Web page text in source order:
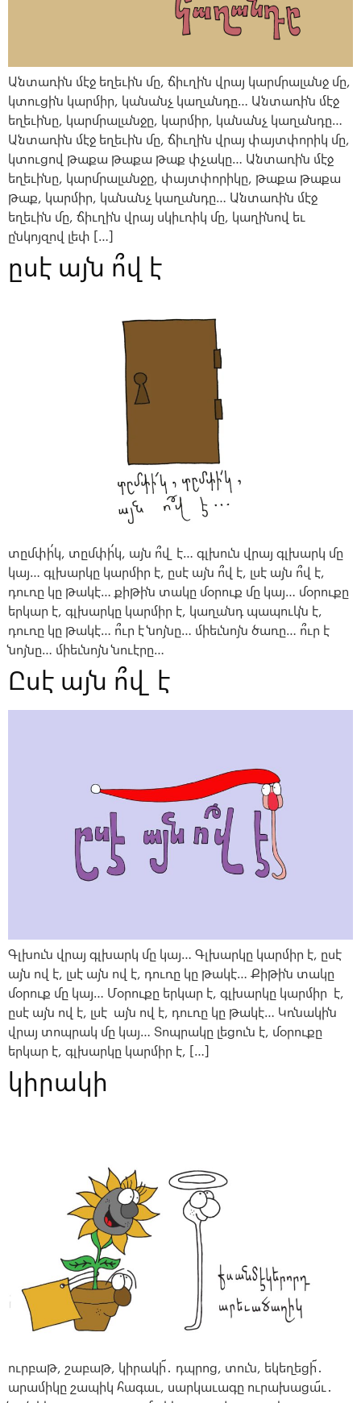
Անտառին մէջ եղեւին մը, ճիւղին վրայ կարմրալանջ մը,
կտուցին կարմիր, կանանչ կաղանդը… Անտառին մէջ
եղեւինը, կարմրալանջը, կարմիր, կանանչ կաղանդը…
Անտառին մէջ եղեւին մը, ճիւղին վրայ փայտփորիկ մը,
կտուցով թաքա թաքա թաք փչակը… Անտառին մէջ
եղեւինը, կարմրալանջը, փայտփորիկը, թաքա թաքա
թաք, կարմիր, կանանչ կաղանդը… Անտառին մէջ
եղեւին մը, ճիւղին վրայ սկիւռիկ մը, կաղինով եւ
ընկոյզով լեփ […]
ըսէ այն ո՞վ է
տըմփի՛կ, տըմփի՛կ, այն ո՞վ է… գլխուն վրայ գլխարկ մը
կայ… գլխարկը կարմիր է, ըսէ այն ո՞վ է, լսէ այն ո՞վ է,
դուռը կը թակէ… քիթին տակը մօրուք մը կայ… մօրուքը
երկար է, գլխարկը կարմիր է, կաղանդ պապուկն է,
դուռը կը թակէ… ո՞ւր է նոյնը… միեւնոյն ծառը… ո՞ւր է
նոյնը… միեւնոյն նուէրը…
Ըսէ այն ո՞վ է
Գլխուն վրայ գլխարկ մը կայ… Գլխարկը կարմիր է, ըսէ
այն ով է, լսէ այն ով է, դուռը կը թակէ… Քիթին տակը
մօրուք մը կայ… Մօրուքը երկար է, գլխարկը կարմիր է,
ըսէ այն ով է, լսէ այն ով է, դուռը կը թակէ… Կռնակին
վրայ տոպրակ մը կայ… Տոպրակը լեցուն է, մօրուքը
երկար է, գլխարկը կարմիր է, […]
կիրակի
ուրբաթ, շաբաթ, կիրակի՜․ դպրոց, տուն, եկեղեցի՜․
արամիկը շապիկ հագաւ, սարկաւագը ուրախացա՜ւ․